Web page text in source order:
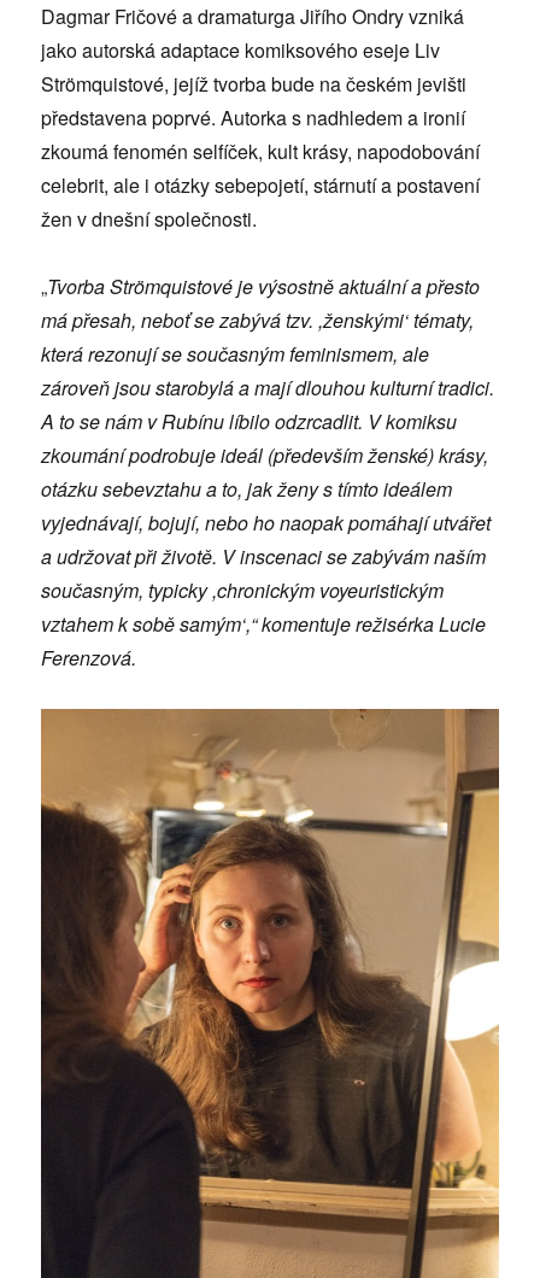
Dagmar Fričové a dramaturga Jiřího Ondry vzniká
jako autorská adaptace komiksového eseje Liv
Strömquistové, jejíž tvorba bude na českém jevišti
představena poprvé. Autorka s nadhledem a ironií
zkoumá fenomén selfíček, kult krásy, napodobování
celebrit, ale i otázky sebepojetí, stárnutí a postavení
žen v dnešní společnosti.
„Tvorba Strömquistové je výsostně aktuální a přesto
má přesah, neboť se zabývá tzv. ,ženskými‘ tématy,
která rezonují se současným feminismem, ale
zároveň jsou starobylá a mají dlouhou kulturní tradici.
A to se nám v Rubínu líbilo odzrcadlit. V komiksu
zkoumání podrobuje ideál (především ženské) krásy,
otázku sebevztahu a to, jak ženy s tímto ideálem
vyjednávají, bojují, nebo ho naopak pomáhají utvářet
a udržovat při životě. V inscenaci se zabývám naším
současným, typicky ,chronickým voyeuristickým
vztahem k sobě samým‘,“ komentuje režisérka Lucie
Ferenzová.